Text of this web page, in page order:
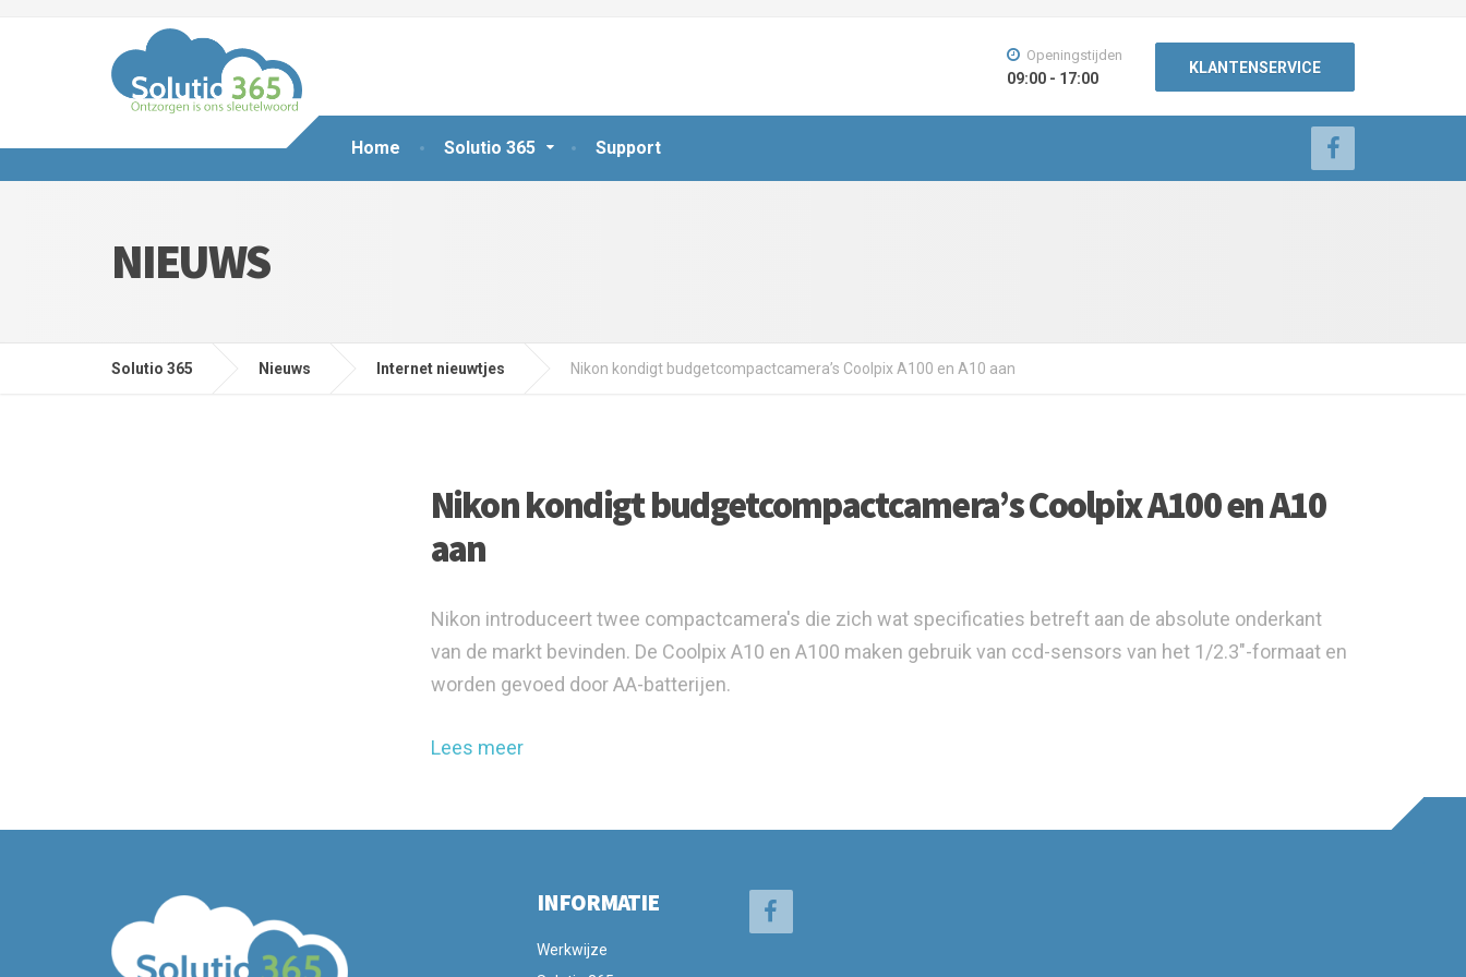
Home Solutio 365 Support
Openingstijden
09:00 - 17:00
KLANTENSERVICE
NIEUWS
Solutio 365 Nieuws Internet nieuwtjes Nikon kondigt budgetcompactcamera’s Coolpix A100 en A10 aan
Nikon kondigt budgetcompactcamera’s Coolpix A100 en A10
aan
Nikon introduceert twee compactcamera's die zich wat specificaties betreft aan de absolute onderkant
van de markt bevinden. De Coolpix A10 en A100 maken gebruik van ccd-sensors van het 1/2.3"-formaat en
worden gevoed door AA-batterijen.
Lees meer
INFORMATIE
Werkwijze